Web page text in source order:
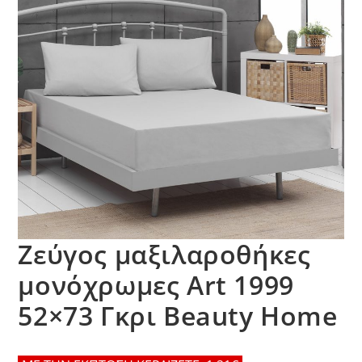
Ζεύγος μαξιλαροθήκες
μονόχρωμες Art 1999
52×73 Γκρι Beauty Home